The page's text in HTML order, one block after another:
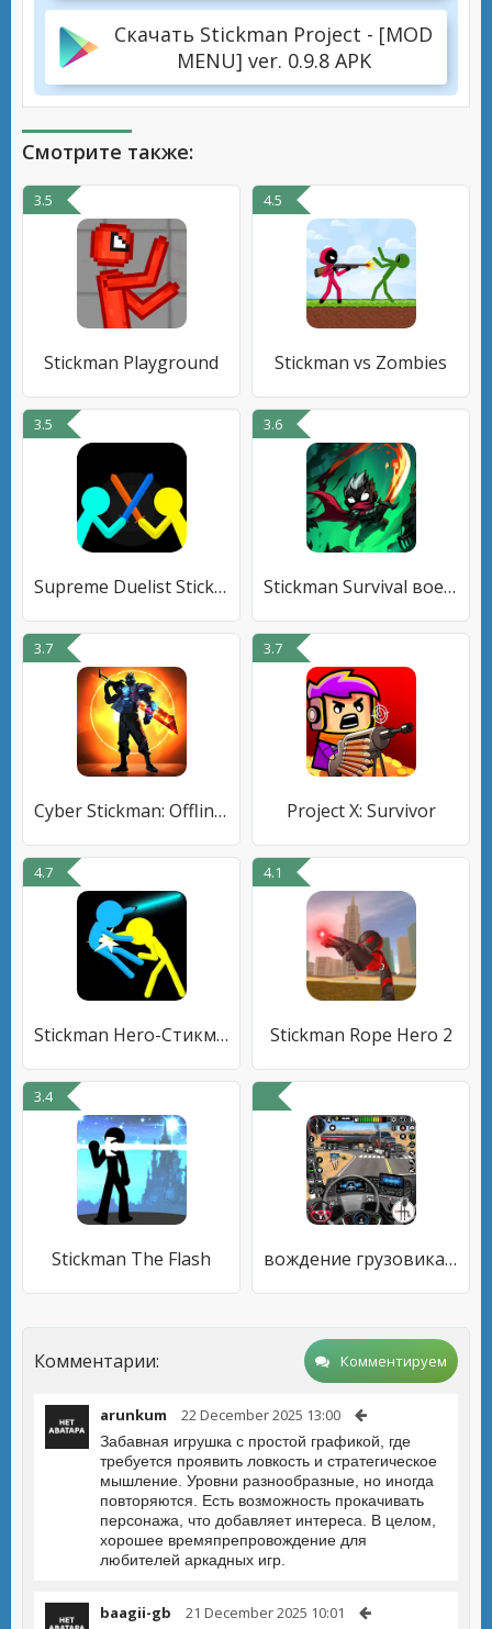
Скачать Stickman Project - [MOD
MENU] ver. 0.9.8 APK
Смотрите также:
3.5
Stickman Playground
4.5
Stickman vs Zombies
3.5
Supreme Duelist Stickman
3.6
Stickman Survival военные игры
3.7
Cyber Stickman: Offline Game
3.7
Project X: Survivor
4.7
Stickman Hero-Стикмен файтинг
4.1
Stickman Rope Hero 2
3.4
Stickman The Flash вождение грузовика офлайн игры
Комментарии: Комментируем
arunkum 22 December 2025 13:00
Забавная игрушка с простой графикой, где
требуется проявить ловкость и стратегическое
мышление. Уровни разнообразные, но иногда
повторяются. Есть возможность прокачивать
персонажа, что добавляет интереса. В целом,
хорошее времяпрепровождение для
любителей аркадных игр.
baagii-gb 21 December 2025 10:01